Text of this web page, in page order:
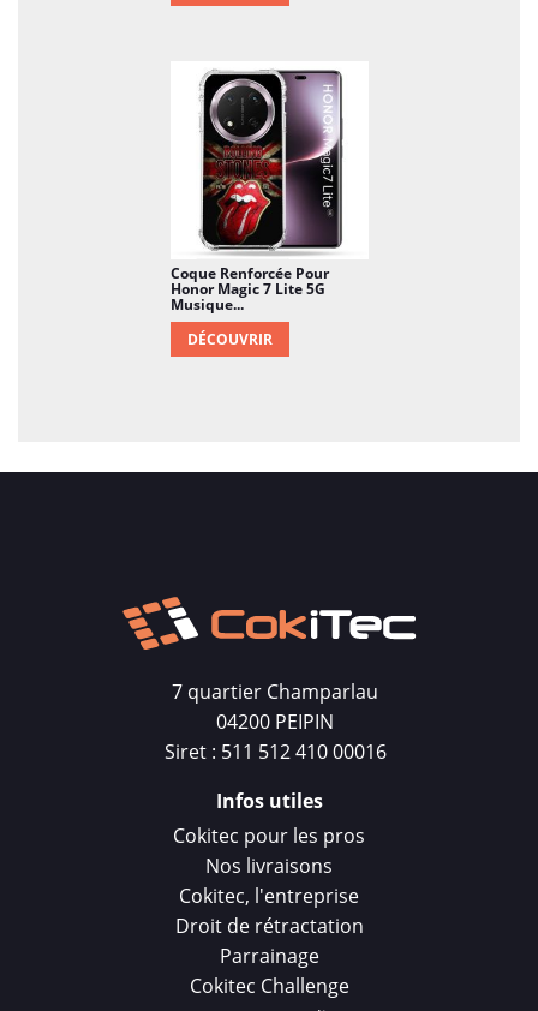
Coque Renforcée Pour
Honor Magic 7 Lite 5G
Musique...
DÉCOUVRIR
7 quartier Champarlau
04200 PEIPIN
Siret : 511 512 410 00016
Infos utiles
Cokitec pour les pros
Nos livraisons
Cokitec, l'entreprise
Droit de rétractation
Parrainage
Cokitec Challenge